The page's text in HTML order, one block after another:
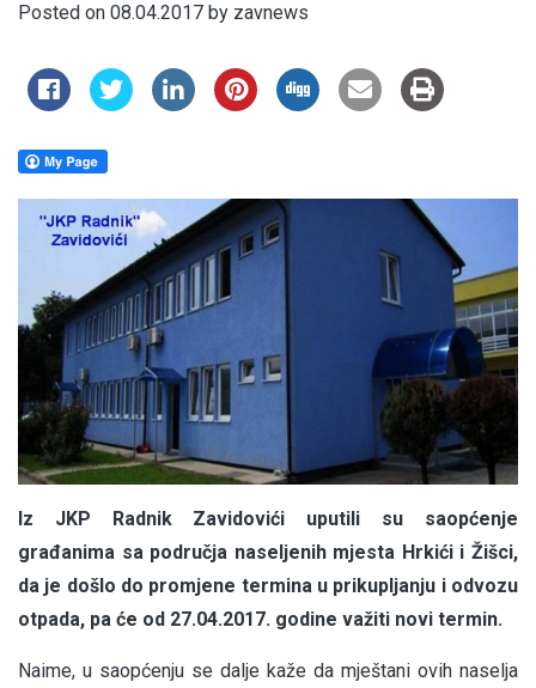
Posted on 08.04.2017 by zavnews
Iz JKP Radnik Zavidovići uputili su saopćenje
građanima sa područja naseljenih mjesta Hrkići i Žišci,
da je došlo do promjene termina u prikupljanju i odvozu
otpada, pa će od 27.04.2017. godine važiti novi termin.
Naime, u saopćenju se dalje kaže da mještani ovih naselja